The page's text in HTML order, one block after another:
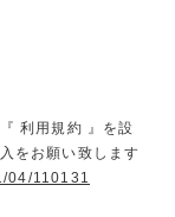
利用規約 』を設
をお願い致します
110131